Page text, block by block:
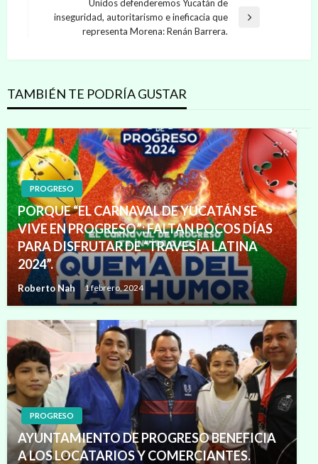
entradas
Entrada
Unidos defenderemos Yucatán de
inseguridad, autoritarismo e ineficacia que
representa Morena: Renán Barrera.
TAMBIÉN TE PODRÍA GUSTAR
PROGRESO
PORQUE “EL CARNAVAL DE YUCATÁN SE
VIVE EN PROGRESO”; FALTAN POCOS DÍAS
PARA DISFRUTAR DE “TRAVESÍA LATINA
2024”.
Roberto Nah 1 febrero, 2024
PROGRESO
AYUNTAMIENTO DE PROGRESO BENEFICIA
A LOS LOCATARIOS Y COMERCIANTES.